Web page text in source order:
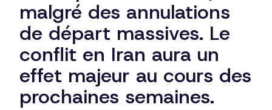
malgré des annulations
de départ massives. Le
conflit en Iran aura un
effet majeur au cours des
prochaines semaines.